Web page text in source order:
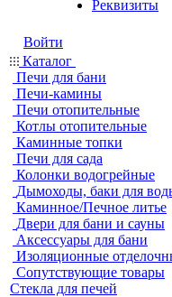
Реквизиты
Войти
Каталог
Печи для бани
Печи-камины
Печи отопительные
Котлы отопительные
Каминные топки
Печи для сада
Колонки водогрейные
Дымоходы, баки для
Каминное/Печное литье
Двери для бани и сауны
Аксессуары для бани
Изоляционные
Сопутствующие товары
Стекла для печей